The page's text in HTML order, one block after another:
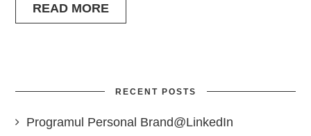
READ MORE
RECENT POSTS
Programul Personal Brand@LinkedIn